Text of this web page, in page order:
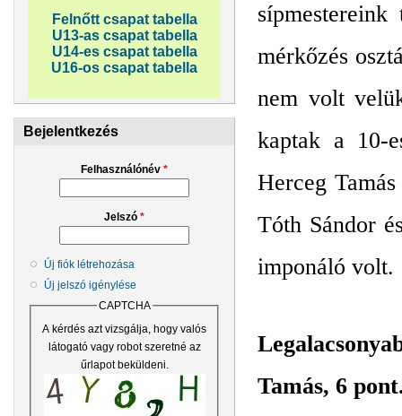
Felnőtt csapat tabella
U13-as csapat tabella
U14-es csapat tabella
U16-os csapat tabella
Bejelentkezés
Felhasználónév *
Jelszó *
Új fiók létrehozása
Új jelszó igénylése
CAPTCHA
A kérdés azt vizsgálja, hogy valós
látogató vagy robot szeretné az
űrlapot beküldeni.
mérkőzés
nem volt
kaptak a 10-
Herceg
Tóth Sándor
imponáló volt.
Tamás, 6